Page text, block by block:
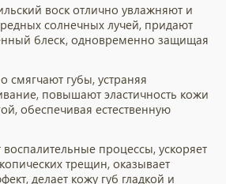
воск отлично увлажняют и
солнечных лучей, придают
блеск, одновременно защищая
смягчают губы, устраняя
повышают эластичность кожи
обеспечивая естественную
процессы, ускоряет
трещин, оказывает
делает кожу губ гладкой и